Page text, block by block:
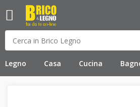
Legno Casa Cucina